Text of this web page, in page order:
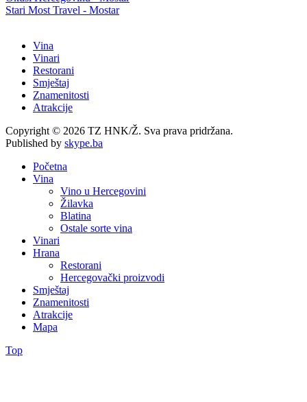
Stari Most Travel - Mostar
Vina
Vinari
Restorani
Smještaj
Znamenitosti
Atrakcije
Copyright © 2026 TZ HNK/Ž. Sva prava pridržana.
Published by skype.ba
Početna
Vina
Vino u Hercegovini
Žilavka
Blatina
Ostale sorte vina
Vinari
Hrana
Restorani
Hercegovački proizvodi
Smještaj
Znamenitosti
Atrakcije
Mapa
Top